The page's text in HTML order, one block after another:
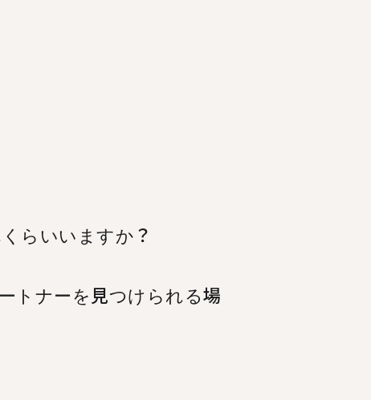
らいいますか？
トナーを見つけられる場
タンデムパートナーを見つける